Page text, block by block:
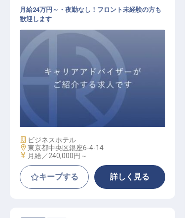
フロント / 正社員
月給24万円～・夜勤なし！フロント未経験の方も
歓迎します
施設業態
ビジネスホテル
勤務地
東京都中央区銀座6-4-14
給与
月給／240,000円～
キープする 詳しく見る